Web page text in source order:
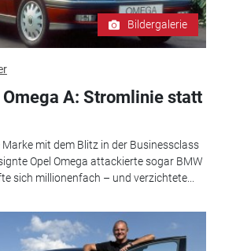
Bildergalerie
A: Stromlinie statt
mit dem Blitz in der Businessclass
Opel Omega attackierte sogar BMW
sich millionenfach – und verzichtete...